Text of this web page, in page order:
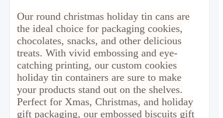
Our round christmas holiday tin cans are
the ideal choice for packaging cookies,
chocolates, snacks, and other delicious
treats. With vivid embossing and eye-
catching printing, our custom cookies
holiday tin containers are sure to make
your products stand out on the shelves.
Perfect for Xmas, Christmas, and holiday
gift packaging, our embossed biscuits gift